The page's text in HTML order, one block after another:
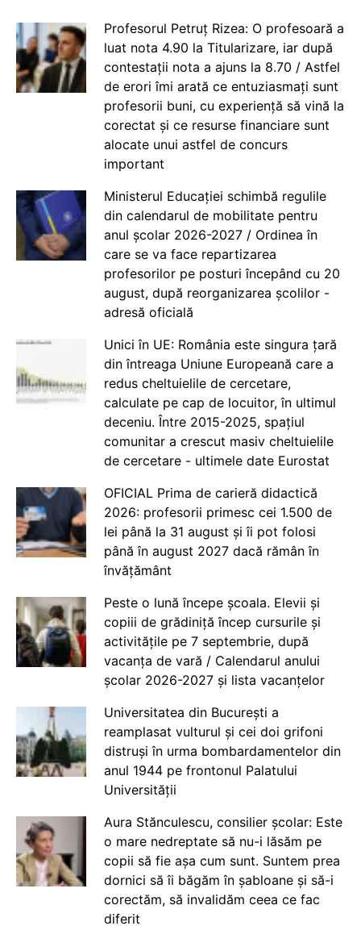
Profesorul Petruț Rizea: O profesoară a
luat nota 4.90 la Titularizare, iar după
contestații nota a ajuns la 8.70 / Astfel
de erori îmi arată ce entuziasmați sunt
profesorii buni, cu experiență să vină la
corectat și ce resurse financiare sunt
alocate unui astfel de concurs
important
Ministerul Educației schimbă regulile
din calendarul de mobilitate pentru
anul școlar 2026-2027 / Ordinea în
care se va face repartizarea
profesorilor pe posturi începând cu 20
august, după reorganizarea școlilor -
adresă oficială
Unici în UE: România este singura țară
din întreaga Uniune Europeană care a
redus cheltuielile de cercetare,
calculate pe cap de locuitor, în ultimul
deceniu. Între 2015-2025, spațiul
comunitar a crescut masiv cheltuielile
de cercetare - ultimele date Eurostat
OFICIAL Prima de carieră didactică
2026: profesorii primesc cei 1.500 de
lei până la 31 august și îi pot folosi
până în august 2027 dacă rămân în
învățământ
Peste o lună începe școala. Elevii și
copiii de grădiniță încep cursurile și
activitățile pe 7 septembrie, după
vacanța de vară / Calendarul anului
școlar 2026-2027 și lista vacanțelor
Universitatea din București a
reamplasat vulturul și cei doi grifoni
distruși în urma bombardamentelor din
anul 1944 pe frontonul Palatului
Universității
Aura Stănculescu, consilier școlar: Este
o mare nedreptate să nu-i lăsăm pe
copii să fie așa cum sunt. Suntem prea
dornici să îi băgăm în șabloane și să-i
corectăm, să invalidăm ceea ce fac
diferit